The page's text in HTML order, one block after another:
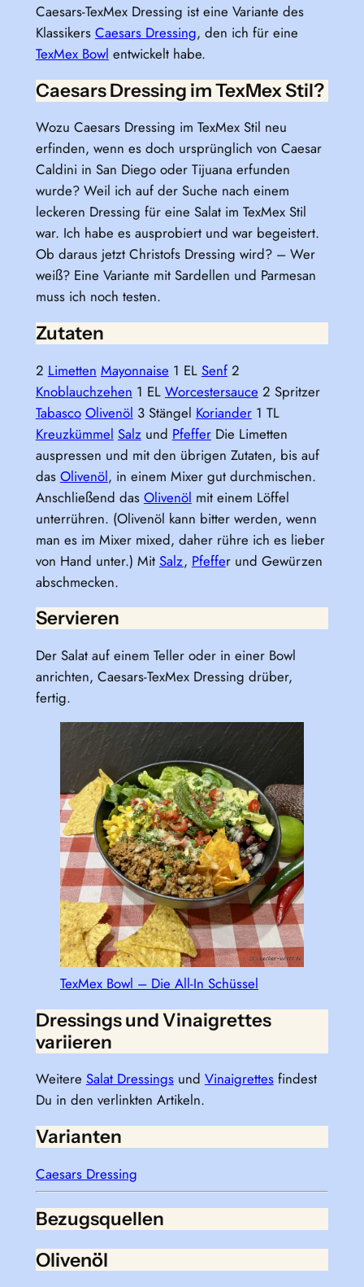
Caesars-TexMex Dressing ist eine Variante des
Klassikers Caesars Dressing, den ich für eine
TexMex Bowl entwickelt habe.
Caesars Dressing im TexMex Stil?
Wozu Caesars Dressing im TexMex Stil neu
erfinden, wenn es doch ursprünglich von Caesar
Caldini in San Diego oder Tijuana erfunden
wurde? Weil ich auf der Suche nach einem
leckeren Dressing für eine Salat im TexMex Stil
war. Ich habe es ausprobiert und war begeistert.
Ob daraus jetzt Christofs Dressing wird? – Wer
weiß? Eine Variante mit Sardellen und Parmesan
muss ich noch testen.
Zutaten
2 Limetten Mayonnaise 1 EL Senf2
Knoblauchzehen 1 EL Worcestersauce 2 Spritzer
Tabasco Olivenöl 3 Stängel Koriander1 TL
Kreuzkümmel Salzund PfefferDie Limetten
auspressen und mit den übrigen Zutaten, bis auf
das Olivenöl, in einem Mixer gut durchmischen.
Anschließend das Olivenöl mit einem Löffel
unterrühren. (Olivenöl kann bitter werden, wenn
man es im Mixer mixed, daher rühre ich es lieber
von Hand unter.) Mit Salz, Pfeffer und Gewürzen
abschmecken.
Servieren
Der Salat auf einem Teller oder in einer Bowl
anrichten, Caesars-TexMex Dressing drüber,
fertig.
TexMex Bowl – Die All-In Schüssel
Dressings und Vinaigrettes
variieren
Weitere Salat Dressingsund Vinaigrettesfindest
Du in den verlinkten Artikeln.
Varianten
Caesars Dressing
Bezugsquellen
Olivenöl